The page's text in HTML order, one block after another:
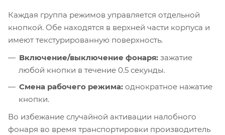
Каждая группа режимов управляется отдельной
кнопкой. Обе находятся в верхней части корпуса и
имеют текстурированную поверхность.
Включение/выключение фонаря: зажатие
любой кнопки в течение 0.5 секунды.
Смена рабочего режима: однократное нажатие
кнопки.
Во избежание случайной активации налобного
фонаря во время транспортировки производитель